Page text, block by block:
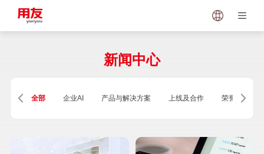
Vietnam
Singapore Malaysia
Thailand
新闻中心
全部 企业AI 产品与解决方案 上线及合作 荣誉及资质